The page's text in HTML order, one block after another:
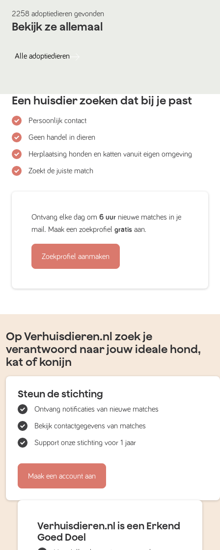
2258 adoptiedieren gevonden
Bekijk ze allemaal
Alle adoptiedieren
Een huisdier zoeken dat bij je past
Persoonlijk contact
Geen handel in dieren
Herplaatsing honden en katten vanuit eigen omgeving
Zoekt de juiste match
Ontvang elke dag om 6 uur nieuwe matches in je
mail. Maak een zoekprofiel gratis aan.
Zoekprofiel aanmaken
Op Verhuisdieren.nl zoek je
verantwoord naar jouw ideale hond,
kat of konijn
Steun de stichting
Ontvang notificaties van nieuwe matches
Bekijk contactgegevens van matches
Support onze stichting voor 1 jaar
Maak een account aan
Verhuisdieren.nl is een Erkend
Goed Doel